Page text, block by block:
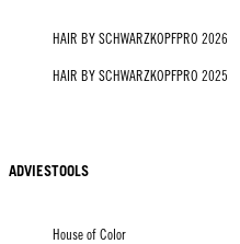
HAIR BY SCHWARZKOPFPRO 2026
HAIR BY SCHWARZKOPFPRO 2025
ADVIESTOOLS
House of Color